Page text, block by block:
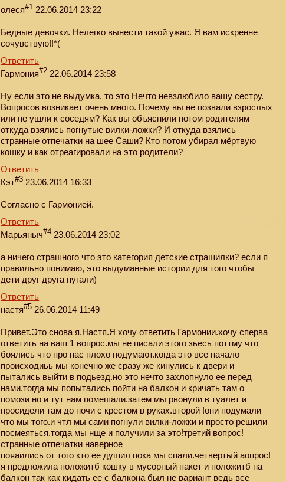
олеся#1 22.06.2014 23:22
Бедные девочки. Нелегко вынести такой ужас. Я вам искренне
сочувствую!!*(
Ответить
Гармония#2 22.06.2014 23:58
Ну если это не выдумка, то это Нечто невзлюбило вашу сестру.
Вопросов возникает очень много. Почему вы не позвали взрослых
или не ушли к соседям? Как вы объяснили потом родителям
откуда взялись погнутые вилки-ложки? И откуда взялись
странные отпечатки на шее Саши? Кто потом убирал мёртвую
кошку и как отреагировали на это родители?
Ответить
Кэт#3 23.06.2014 16:33
Согласно с Гармонией.
Ответить
Марьяныч#4 23.06.2014 23:02
а ничего страшного что это категория детские страшилки? если я
правильно понимаю, это выдуманные истории для того чтобы
дети друг друга пугали)
Ответить
настя#5 26.06.2014 11:49
Привет.Это снова я.Настя.Я хочу ответить Гармонии.хочу сперва
ответить на ваш 1 вопрос.мы не писали этого зьесь поттму что
боялись что про нас плохо подумают.когда это все начало
происходиьь мы конечно же сразу же кинулись к двери и
пытались выйти в подьезд.но это нечто захлопнуло ее перед
нами.тогда мы попытались пойти на балкон и кричать там о
помози но и тут нам помешали.затем мы рвонули в туалет и
просидели там до ночи с крестом в руках.второй !они подумали
что мы того.и чтл мы сами погнули вилки-ложки и просто решили
посмеяться.тогда мы нще и получили за это!третий вопрос!
странные отпечатки наверное
пояаились от того кто ее душил пока мы спали.четвертый аопрос!
я предложила положитб кошку в мусорный пакет и положитб на
балкон так как кидать ее с балкона был не вариант ведь все